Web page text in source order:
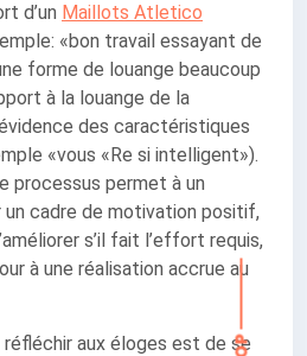
d’un Maillots Atletico
«bon travail essayant de
forme de louange beaucoup
à la louange de la
des caractéristiques
«vous «Re si intelligent»).
processus permet à un
cadre de motivation positif,
s’il fait l’effort requis,
à une réalisation accrue au
aux éloges est de se
BACK TO TOP